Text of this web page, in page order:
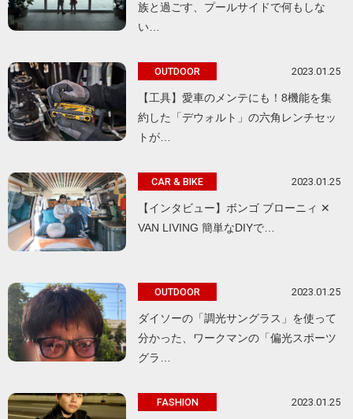
族と過ごす、プールサイドで何もしな
い…
OUTDOOR 2023.01.25
【工具】愛車のメンテにも！8機能を集
約した「デウォルト」の六角レンチセッ
トが…
CAR & BIKE 2023.01.25
【インタビュー】ボンゴ ブローニィ ✕
VAN LIVING 簡単なDIYで…
OUTDOOR 2023.01.25
ダイソーの「調光サングラス」を使って
分かった、ワークマンの「偏光スポーツ
グラ…
FASHION 2023.01.25